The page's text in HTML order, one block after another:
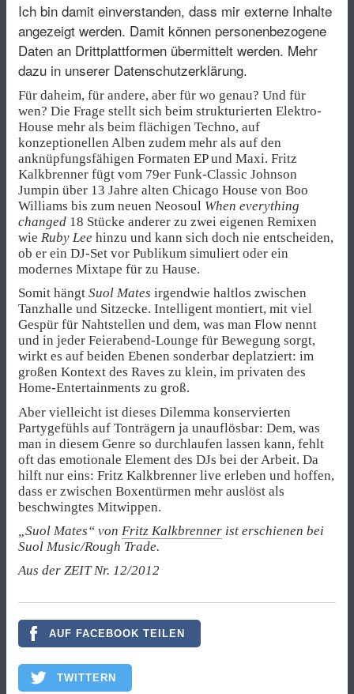
Ich bin damit einverstanden, dass mir externe Inhalte
angezeigt werden. Damit können personenbezogene
Daten an Drittplattformen übermittelt werden. Mehr
dazu in unserer Datenschutzerklärung.
Für daheim, für andere, aber für wo genau? Und für
wen? Die Frage stellt sich beim strukturierten Elektro-
House mehr als beim flächigen Techno, auf
konzeptionellen Alben zudem mehr als auf den
anknüpfungsfähigen Formaten EP und Maxi. Fritz
Kalkbrenner fügt vom 79er Funk-Classic Johnson
Jumpin über 13 Jahre alten Chicago House von Boo
Williams bis zum neuen Neosoul When everything
changed 18 Stücke anderer zu zwei eigenen Remixen
wie Ruby Lee hinzu und kann sich doch nie entscheiden,
ob er ein DJ-Set vor Publikum simuliert oder ein
modernes Mixtape für zu Hause.
Somit hängt Suol Mates irgendwie haltlos zwischen
Tanzhalle und Sitzecke. Intelligent montiert, mit viel
Gespür für Nahtstellen und dem, was man Flow nennt
und in jeder Feierabend-Lounge für Bewegung sorgt,
wirkt es auf beiden Ebenen sonderbar deplatziert: im
großen Kontext des Raves zu klein, im privaten des
Home-Entertainments zu groß.
Aber vielleicht ist dieses Dilemma konservierten
Partygefühls auf Tonträgern ja unauflösbar: Dem, was
man in diesem Genre so durchlaufen lassen kann, fehlt
oft das emotionale Element des DJs bei der Arbeit. Da
hilft nur eins: Fritz Kalkbrenner live erleben und hoffen,
dass er zwischen Boxentürmen mehr auslöst als
beschwingtes Mitwippen.
„Suol Mates“ von Fritz Kalkbrenner ist erschienen bei
Suol Music/Rough Trade.
Aus der ZEIT Nr. 12/2012
AUF FACEBOOK TEILEN
TWITTERN